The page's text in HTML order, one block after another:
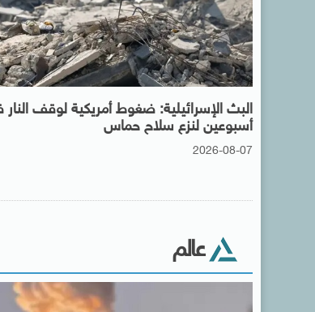
البث الإسرائيلية: ضغوط أمريكية لوقف
أسبوعين لنزع سلاح حماس
2026-08-07
عالم